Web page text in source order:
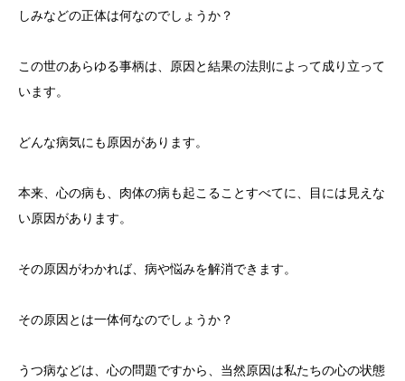
しみなどの正体は何なのでしょうか？
この世のあらゆる事柄は、原因と結果の法則によって成り立って
います。
どんな病気にも原因があります。
本来、心の病も、肉体の病も起こることすべてに、目には見えな
い原因があります。
その原因がわかれば、病や悩みを解消できます。
その原因とは一体何なのでしょうか？
うつ病などは、心の問題ですから、当然原因は私たちの心の状態